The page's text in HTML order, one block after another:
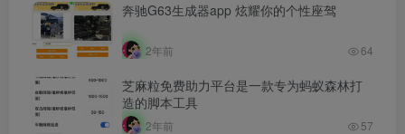
奔驰G63生成器app 炫耀你的个性座驾
2年前 64
芝麻粒免费助力平台是一款专为蚂蚁森林打
造的脚本工具
2年前 57